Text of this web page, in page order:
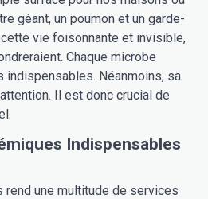
géant, un poumon et un garde-
vie foisonnante et invisible,
Chaque microbe
indispensables. Néanmoins, sa
Il est donc crucial de
Indispensables
une multitude de services